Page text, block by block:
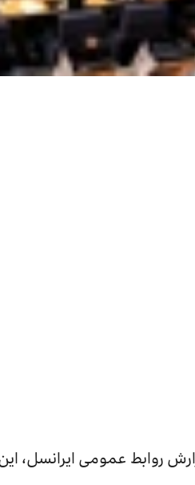
روابط عمومی